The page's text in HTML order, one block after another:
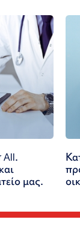
All.
μας.